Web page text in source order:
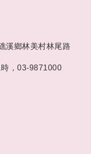
溪鄉林美村林尾路
， 03-9871000